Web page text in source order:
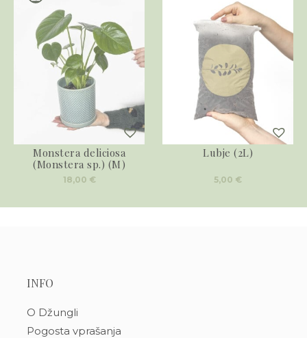
Monstera deliciosa
(Monstera sp.) (M)
18,00 €
Lubje (2L)
5,00 €
INFO
O Džungli
Pogosta vprašanja